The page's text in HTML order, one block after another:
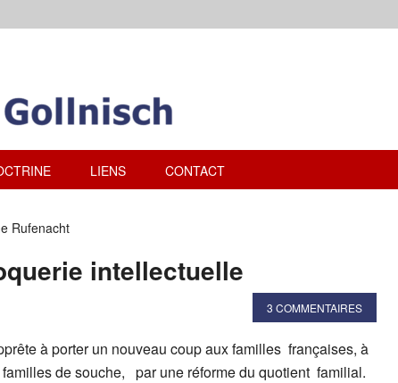
LIENS CONTACT
Rufenacht
intellectuelle
3 COMMENTAIRES
à porter un nouveau coup aux familles françaises, à
de souche, par une réforme du quotient familial.